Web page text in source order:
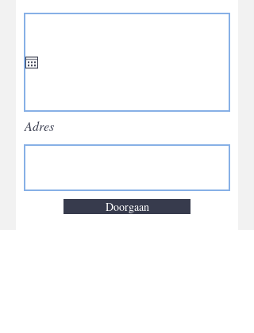
Adres
Doorgaan